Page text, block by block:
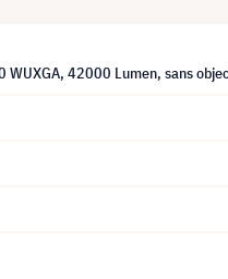
WUXGA, 42000 Lumen, sans